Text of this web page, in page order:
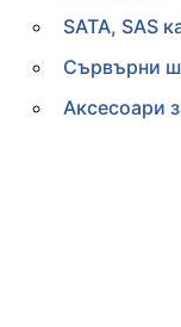
SATA, SAS
Сървърни
Аксесоари